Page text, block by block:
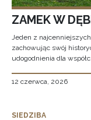
ZAMEK W
Jeden z
zachowując swój
udogodnienia dla
12 czerwca, 2026
SIEDZIBA